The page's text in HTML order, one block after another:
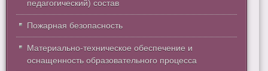
педагогический) состав
Пожарная безопасность
Материально-техническое обеспечение и
оснащенность образовательного процесса